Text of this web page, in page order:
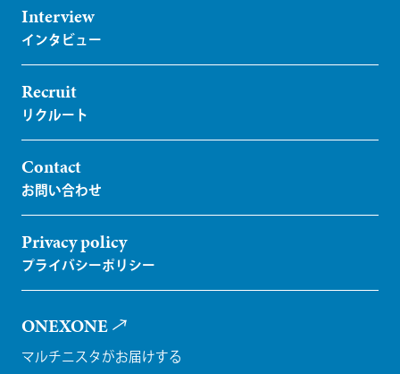
Interview
Recruit
Contact
Privacy policy
ONEXONE
マルチニスタがお届けする